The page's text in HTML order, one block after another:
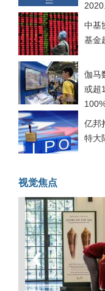
中基
基金
伽马
或超
亿邦
特大
视觉焦点
‹